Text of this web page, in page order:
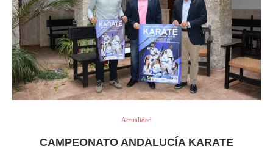
Actualidad
CAMPEONATO ANDALUCÍA KARATE